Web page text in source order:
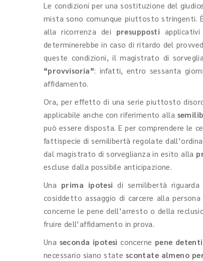
Le condizioni per una sostituzione del
mista sono comunque piuttosto stringenti.
alla ricorrenza dei presupposti
determinerebbe in caso di ritardo del
queste condizioni, il magistrato di
“provvisoria”: infatti, entro sessanta
affidamento.
Ora, per effetto di una serie piuttosto
applicabile anche con riferimento alla
può essere disposta. E per comprendere le
fattispecie di semilibertà regolate
dal magistrato di sorveglianza in esito alla
escluse dalla possibile anticipazione.
Una prima ipotesidi semilibertà riguarda
cosiddetto assaggio di carcere alla
concerne le pene dell’arresto o della
fruire dell’affidamento in prova.
Una seconda ipotesiconcerne pene
necessario siano state scontate almeno